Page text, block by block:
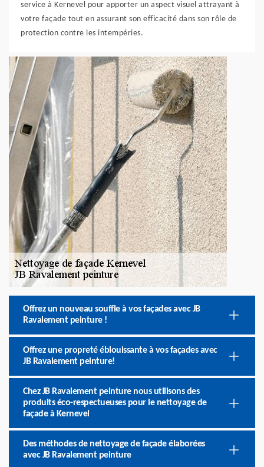
service à Kernevel pour apporter un aspect visuel attrayant à
votre façade tout en assurant son efficacité dans son rôle de
protection contre les intempéries.
Offrez un nouveau souffle à vos façades avec JB
Ravalement peinture !
Offrez une propreté éblouissante à vos façades avec
JB Ravalement peinture!
Chez JB Ravalement peinture nous utilisons des
produits éco-respectueuses pour le nettoyage de
façade à Kernevel
Des méthodes de nettoyage de façade élaborées
avec JB Ravalement peinture